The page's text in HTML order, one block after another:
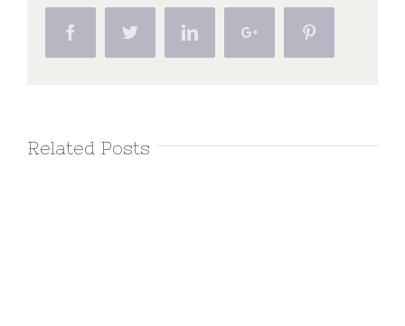
Facebook Twitter LinkedinGoogle+
Related Posts